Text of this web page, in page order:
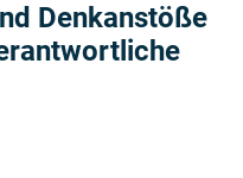
Denkanstöße